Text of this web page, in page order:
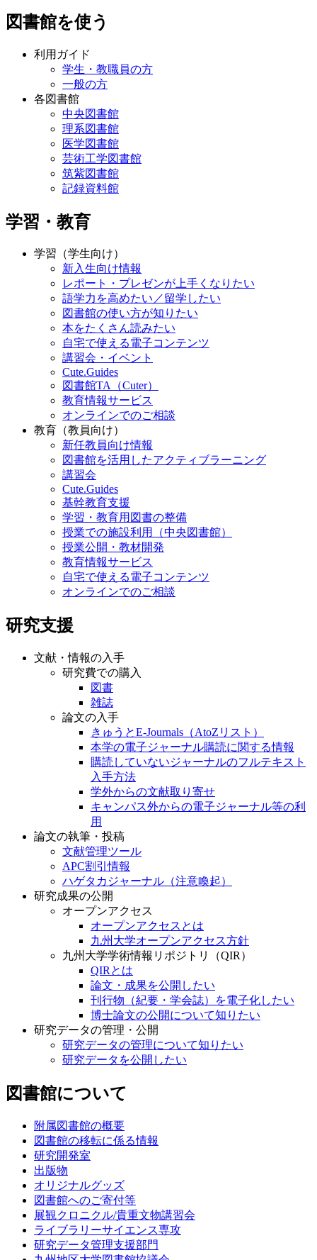
図書館を使う
利用ガイド
学生・教職員の方
一般の方
各図書館
中央図書館
理系図書館
医学図書館
芸術工学図書館
筑紫図書館
記録資料館
学習・教育
学習（学生向け）
新入生向け情報
レポート・プレゼンが上手くなりたい
語学力を高めたい／留学したい
図書館の使い方が知りたい
本をたくさん読みたい
自宅で使える電子コンテンツ
講習会・イベント
Cute.Guides
図書館TA（Cuter）
教育情報サービス
オンラインでのご相談
教育（教員向け）
新任教員向け情報
図書館を活用したアクティブラーニング
講習会
Cute.Guides
基幹教育支援
学習・教育用図書の整備
授業での施設利用（中央図書館）
授業公開・教材開発
教育情報サービス
自宅で使える電子コンテンツ
オンラインでのご相談
研究支援
文献・情報の入手
研究費での購入
図書
雑誌
論文の入手
きゅうとE-Journals（AtoZリスト）
本学の電子ジャーナル購読に関する情報
購読していないジャーナルのフルテキスト
入手方法
学外からの文献取り寄せ
キャンパス外からの電子ジャーナル等の利
用
論文の執筆・投稿
文献管理ツール
APC割引情報
ハゲタカジャーナル（注意喚起）
研究成果の公開
オープンアクセス
オープンアクセスとは
九州大学オープンアクセス方針
九州大学学術情報リポジトリ（QIR）
QIRとは
論文・成果を公開したい
刊行物（紀要・学会誌）を電子化したい
博士論文の公開について知りたい
研究データの管理・公開
研究データの管理について知りたい
研究データを公開したい
図書館について
附属図書館の概要
図書館の移転に係る情報
研究開発室
出版物
オリジナルグッズ
図書館へのご寄付等
展観クロニクル/貴重文物講習会
ライブラリーサイエンス専攻
研究データ管理支援部門